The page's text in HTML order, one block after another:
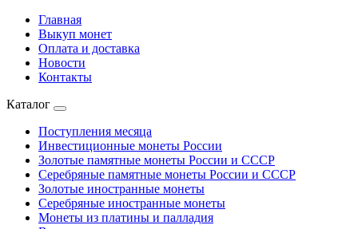
Главная
Выкуп монет
Оплата и доставка
Новости
Контакты
Каталог
Поступления месяца
Инвестиционные монеты России
Золотые памятные монеты России и СССР
Серебряные памятные монеты России и СССР
Золотые иностранные монеты
Серебряные иностранные монеты
Монеты из платины и палладия